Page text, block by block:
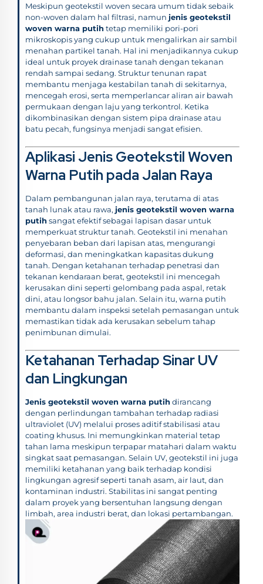
Meskipun geotekstil woven secara umum tidak sebaik
non-woven dalam hal filtrasi, namun jenis geotekstil
woven warna putihtetap memiliki pori-pori
mikroskopis yang cukup untuk mengalirkan air sambil
menahan partikel tanah. Hal ini menjadikannya cukup
ideal untuk proyek drainase tanah dengan tekanan
rendah sampai sedang. Struktur tenunan rapat
membantu menjaga kestabilan tanah di sekitarnya,
mencegah erosi, serta memperlancar aliran air bawah
permukaan dengan laju yang terkontrol. Ketika
dikombinasikan dengan sistem pipa drainase atau
batu pecah, fungsinya menjadi sangat efisien.
Aplikasi Jenis Geotekstil Woven
Warna Putih pada Jalan Raya
Dalam pembangunan jalan raya, terutama di atas
tanah lunak atau rawa, jenis geotekstil woven warna
putihsangat efektif sebagai lapisan dasar untuk
memperkuat struktur tanah. Geotekstil ini menahan
penyebaran beban dari lapisan atas, mengurangi
deformasi, dan meningkatkan kapasitas dukung
tanah. Dengan ketahanan terhadap penetrasi dan
tekanan kendaraan berat, geotekstil ini mencegah
kerusakan dini seperti gelombang pada aspal, retak
dini, atau longsor bahu jalan. Selain itu, warna putih
membantu dalam inspeksi setelah pemasangan untuk
memastikan tidak ada kerusakan sebelum tahap
penimbunan dimulai.
Ketahanan Terhadap Sinar UV
dan Lingkungan
Jenis geotekstil woven warna putihdirancang
dengan perlindungan tambahan terhadap radiasi
ultraviolet (UV) melalui proses aditif stabilisasi atau
coating khusus. Ini memungkinkan material tetap
tahan lama meskipun terpapar matahari dalam waktu
singkat saat pemasangan. Selain UV, geotekstil ini juga
memiliki ketahanan yang baik terhadap kondisi
lingkungan agresif seperti tanah asam, air laut, dan
kontaminan industri. Stabilitas ini sangat penting
dalam proyek yang bersentuhan langsung dengan
limbah, area industri berat, dan lokasi pertambangan.